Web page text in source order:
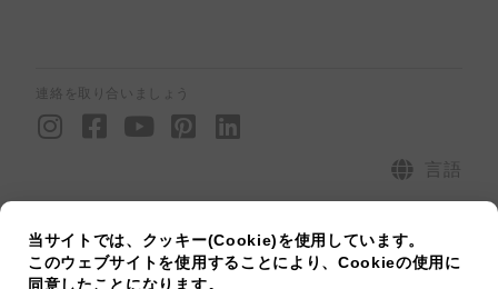
サイトマッププライバシーポリシー[raiseup_copyright]
連絡を取り合いましょう
I
n
t
a
g
r
F
a
e
b
o
o
Y
o
t
u
b
e
P
i
t
e
r
e
L
i
k
d
i
言語
当サイトでは、クッキー(Cookie)を使用しています。
このウェブサイトを使用することにより、Cookieの使用に
同意したことになります。